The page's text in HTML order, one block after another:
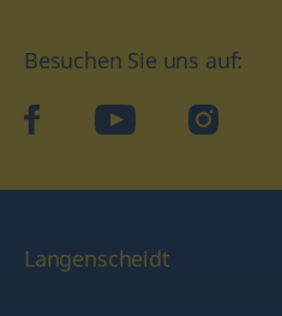
Besuchen Sie uns auf:
facebookYouTube Instagram
Langenscheidt